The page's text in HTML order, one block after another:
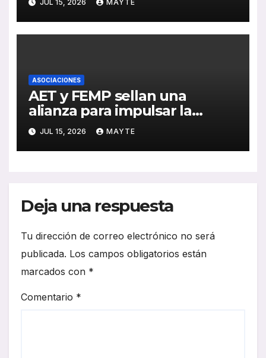
de inversión y avance de la
electrificación en 2025
JUL 15, 2026 MAYTE
ASOCIACIONES
AET y FEMP sellan una
alianza para impulsar la
movilidad inteligente en las
ciudades españolas
JUL 15, 2026 MAYTE
Deja una respuesta
Tu dirección de correo electrónico no será
publicada. Los campos obligatorios están
marcados con *
Comentario *